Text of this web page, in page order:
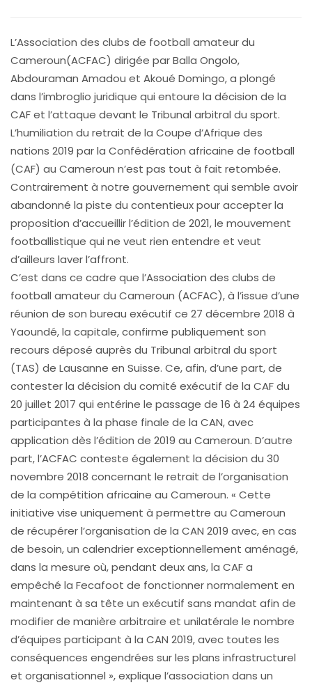
L’Association des clubs de football amateur du
Cameroun(ACFAC) dirigée par Balla Ongolo,
Abdouraman Amadou et Akoué Domingo, a plongé
dans l’imbroglio juridique qui entoure la décision de la
CAF et l’attaque devant le Tribunal arbitral du sport.
L’humiliation du retrait de la Coupe d’Afrique des
nations 2019 par la Confédération africaine de football
(CAF) au Cameroun n’est pas tout à fait retombée.
Contrairement à notre gouvernement qui semble avoir
abandonné la piste du contentieux pour accepter la
proposition d’accueillir l’édition de 2021, le mouvement
footballistique qui ne veut rien entendre et veut
d’ailleurs laver l’affront.
C’est dans ce cadre que l’Association des clubs de
football amateur du Cameroun (ACFAC), à l’issue d’une
réunion de son bureau exécutif ce 27 décembre 2018 à
Yaoundé, la capitale, confirme publiquement son
recours déposé auprès du Tribunal arbitral du sport
(TAS) de Lausanne en Suisse. Ce, afin, d’une part, de
contester la décision du comité exécutif de la CAF du
20 juillet 2017 qui entérine le passage de 16 à 24 équipes
participantes à la phase finale de la CAN, avec
application dès l’édition de 2019 au Cameroun. D’autre
part, l’ACFAC conteste également la décision du 30
novembre 2018 concernant le retrait de l’organisation
de la compétition africaine au Cameroun. « Cette
initiative vise uniquement à permettre au Cameroun
de récupérer l’organisation de la CAN 2019 avec, en cas
de besoin, un calendrier exceptionnellement aménagé,
dans la mesure où, pendant deux ans, la CAF a
empêché la Fecafoot de fonctionner normalement en
maintenant à sa tête un exécutif sans mandat afin de
modifier de manière arbitraire et unilatérale le nombre
d’équipes participant à la CAN 2019, avec toutes les
conséquences engendrées sur les plans infrastructurel
et organisationnel », explique l’association dans un